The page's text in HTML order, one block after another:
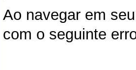
Ao navegar em
com o seguinte